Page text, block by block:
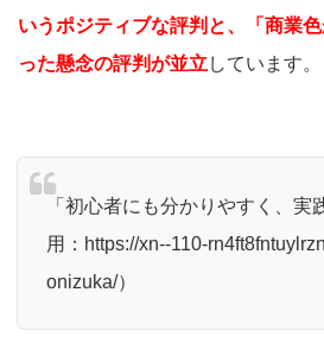
いうポジティブな評判と、「商業
った懸念の評判が並立 しています。
「初心者にも分かりやすく、実
用： https://xn--110-
onizuka/）